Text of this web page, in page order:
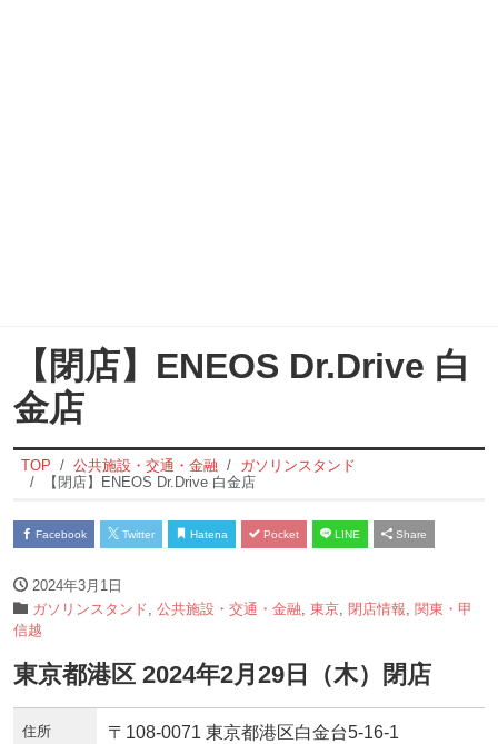
【閉店】ENEOS Dr.Drive 白
金店
TOP 公共施設・交通・金融
ガソリンスタンド
【閉店】ENEOS Dr.Drive 白金店
Facebook Twitter Hatena Pocket LINE Share
2024年3月1日
ガソリンスタンド 公共施設・交通・金融 東京 閉店情報 関東・甲
信越
東京都港区 2024年2月29日（木）閉店
住所 〒108-0071 東京都港区白金台5-16-1